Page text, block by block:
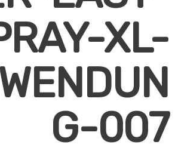
XL-
G-007